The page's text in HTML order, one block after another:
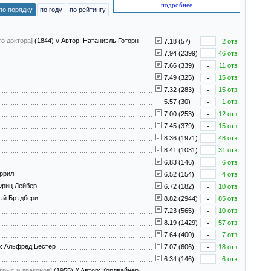
подробнее
порядку по году по рейтингу
доктора] (1844) // Автор: Натаниэль Готорн 7.18 (57) -
2 отз.
7.94 (2399)
-
46 отз.
7.66 (339)
-
11 отз.
7.49 (325)
-
15 отз.
7.32 (283)
-
15 отз.
5.57 (30)
-
1 отз.
7.00 (253)
-
12 отз.
7.45 (379)
-
15 отз.
8.36 (1971)
-
48 отз.
8.41 (1031)
-
31 отз.
6.83 (146)
-
6 отз.
6.52 (154) -
4 отз.
Лейбер
6.72 (182) -
10 отз.
Брэдбери
8.82 (2944) -
85 отз.
7.23 (565)
-
10 отз.
8.19 (1429)
-
57 отз.
7.64 (400)
-
7 отз.
Альфред Бестер
7.07 (606) -
18 отз.
6.34 (146)
-
6 отз.